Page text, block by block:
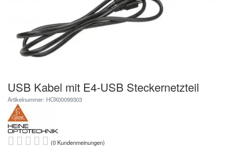
USB Kabel mit E4-USB Steckernetzteil
Artikelnummer: HOX00099303
(0 Kundenmeinungen)